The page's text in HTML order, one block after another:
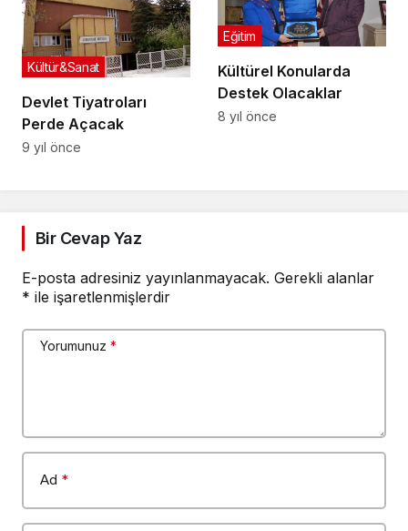
Devlet Tiyatroları
Perde Açacak
Kültür&Sanat
9 yıl önce
Kültürel Konularda
Destek Olacaklar
Eğitim
8 yıl önce
Bir Cevap Yaz
E-posta adresiniz yayınlanmayacak. Gerekli alanlar
* ile işaretlenmişlerdir
Yorumunuz *
Ad *